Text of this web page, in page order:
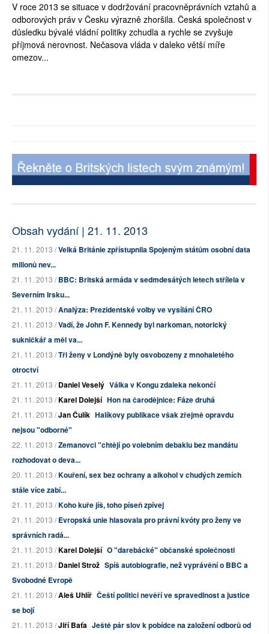
V roce 2013 se situace v dodržování pracovněprávních vztahů a
odborových práv v Česku výrazně zhoršila. Česká společnost v
důsledku bývalé vládní politiky zchudla a rychle se zvyšuje
příjmová nerovnost. Nečasova vláda v daleko větší míře
omezov...
Obsah vydání | 21. 11. 2013
21. 11. 2013 /Velká Británie zpřístupnila Spojeným státům osobní data
milionů nev...
21. 11. 2013 /BBC: Britská armáda v sedmdesátých letech střílela v
Severním Irsku...
21. 11. 2013 /Analýza: Prezidentské volby ve vysílání ČRO
21. 11. 2013 /Vadí, že John F. Kennedy byl narkoman, notorický
sukničkář a měl va...
21. 11. 2013 /Tři ženy v Londýně byly osvobozeny z mnohaletého
otroctví
21. 11. 2013 /Daniel Veselý Válka v Kongu zdaleka nekončí
21. 11. 2013 /Karel Dolejší Hon na čarodějnice: Fáze druhá
21. 11. 2013 /Jan Čulík Halíkovy publikace však zřejmě opravdu
nejsou "odborné"
22. 11. 2013 /Zemanovci "chtějí po volebním debaklu bez mandátu
rozhodovat o deva...
20. 11. 2013 /Kouření, sex bez ochrany a alkohol v chudých zemích
stále více zabí...
21. 11. 2013 /Koho kuře jíš, toho píseň zpívej
21. 11. 2013 /Evropská unie hlasovala pro právní kvóty pro ženy ve
správních radá...
21. 11. 2013 /Karel Dolejší O "darebácké" občanské společnosti
21. 11. 2013 /Daniel Strož Spíš autobiografie, než vyprávění o BBC a
Svobodné Evropě
21. 11. 2013 /Aleš Uhlíř Čeští politici nevěří ve spravedlnost a justice
se bojí
21. 11. 2013 /Jiří Baťa Ještě pár slov k pobídce na založení odborů od